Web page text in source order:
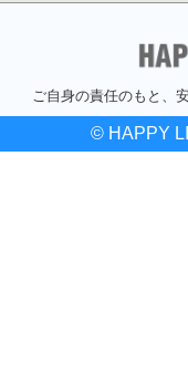
ご自身の責任のもと、
© HAPPY